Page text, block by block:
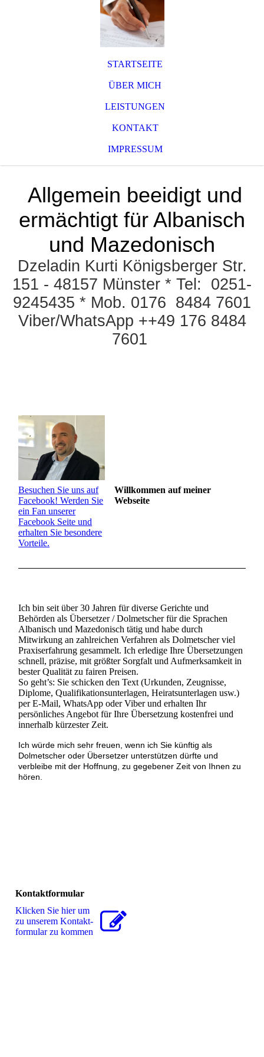
STARTSEITE
ÜBER MICH
LEISTUNGEN
KONTAKT
IMPRESSUM
Allgemein beeidigt und
ermächtigt für Albanisch
und Mazedonisch
Dzeladin Kurti Königsberger Str.
151 - 48157 Münster * Tel: 0251-
9245435 * Mob. 0176 8484 7601
Viber/WhatsApp ++49 176 8484
7601
Besuchen Sie uns auf
Facebook! Werden Sie
ein Fan unserer
Facebook Seite und
erhalten Sie besondere
Vorteile.
Willkommen auf meiner
Webseite
Ich bin seit über 30 Jahren für diverse Gerichte und
Behörden als Übersetzer / Dolmetscher für die Sprachen
Albanisch und Mazedonisch tätig und habe durch
Mitwirkung an zahlreichen Verfahren als Dolmetscher viel
Praxiserfahrung gesammelt. Ich erledige Ihre Übersetzungen
schnell, präzise, mit größter Sorgfalt und Aufmerksamkeit in
bester Qualität zu fairen Preisen.
So geht’s: Sie schicken den Text (Urkunden, Zeugnisse,
Diplome, Qualifikationsunterlagen, Heiratsunterlagen usw.)
per E-Mail, WhatsApp oder Viber und erhalten Ihr
persönliches Angebot für Ihre Übersetzung kostenfrei und
innerhalb kürzester Zeit.
Ich würde mich sehr freuen, wenn ich Sie künftig als
Dolmetscher oder Übersetzer unterstützen dürfte und
verbleibe mit der Hoffnung, zu gegebener Zeit von Ihnen zu
hören.
Kontaktformular
Klicken Sie hier um
zu unserem Kon­takt­
for­mu­lar zu kommen